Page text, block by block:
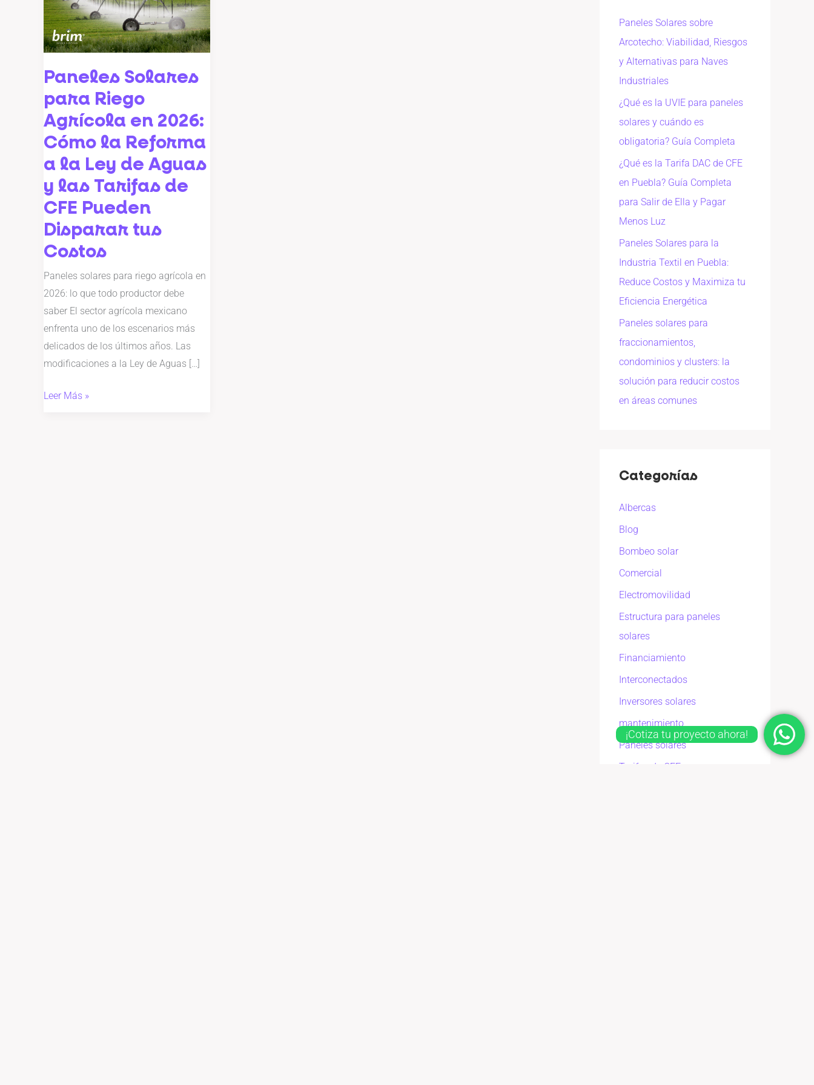
Paneles Solares
para Riego
Agrícola en 2026:
Cómo la Reforma
a la Ley de Aguas
y las Tarifas de
CFE Pueden
Disparar tus
Costos
Paneles solares para riego agrícola en
2026: lo que todo productor debe
saber El sector agrícola mexicano
enfrenta uno de los escenarios más
delicados de los últimos años. Las
modificaciones a la Ley de Aguas […]
para
Riego
Agrícola
2026:
Cómo
la
Reforma
a
la
Ley
de
Aguas
y
las
Tarifas
de
CFE
Pueden
Disparar
tus
Leer Más »
Paneles Solares sobre
Arcotecho: Viabilidad, Riesgos
y Alternativas para Naves
Industriales
¿Qué es la UVIE para paneles
solares y cuándo es
obligatoria? Guía Completa
¿Qué es la Tarifa DAC de CFE
en Puebla? Guía Completa
para Salir de Ella y Pagar
Menos Luz
Paneles Solares para la
Industria Textil en Puebla:
Reduce Costos y Maximiza tu
Eficiencia Energética
Paneles solares para
fraccionamientos,
condominios y clusters: la
solución para reducir costos
en áreas comunes
Categorías
Albercas
Blog
Bombeo solar
Comercial
Electromovilidad
Estructura para paneles
solares
Financiamiento
Interconectados
Inversores solares
mantenimiento
Paneles solares
Tarifas de CFE
¡Cotiza tu proyecto ahora!